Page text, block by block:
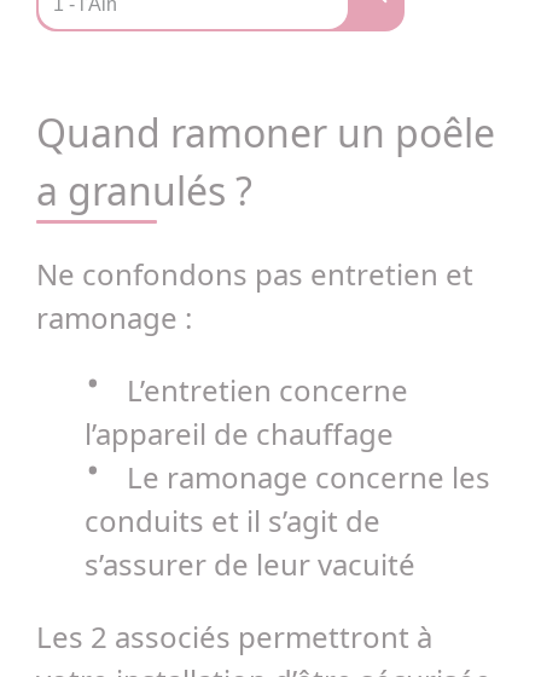
Quand ramoner un poêle
a granulés ?
Ne confondons pas entretien et
ramonage :
L’entretien concerne
l’appareil de chauffage
Le ramonage concerne les
conduits et il s’agit de
s’assurer de leur vacuité
Les 2 associés permettront à